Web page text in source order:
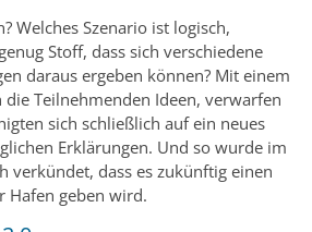
Welches Szenario ist logisch,
Stoff, dass sich verschiedene
daraus ergeben können? Mit einem
Teilnehmenden Ideen, verwarfen
sich schließlich auf ein neues
Erklärungen. Und so wurde im
verkündet, dass es zukünftig einen
Hafen geben wird.